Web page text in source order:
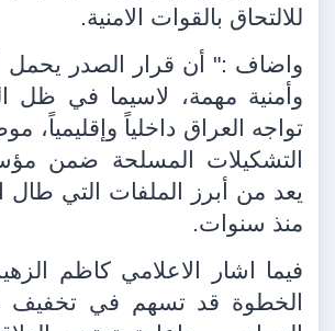
للالتحاق بالقوات الامنية.
واضاف :" أن قرار الصدر يحمل
وأمنية مهمة، لاسيما في ظل
تواجه العراق داخلياً وإقليمياً،
التشكيلات المسلحة ضمن
يعد من أبرز الملفات التي طال
منذ سنوات.
فيما اشار الاعلامي كاظم
الخطوة قد تسهم في تخفيف